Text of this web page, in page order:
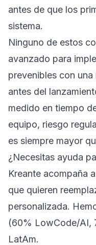
antes de que los
sistema.
Ninguno de estos
avanzado para
prevenibles con
antes del
medido en tiempo
equipo, riesgo
es siempre mayor
¿Necesitas ayuda
Kreante acompaña
que quieren
personalizada.
(60% LowCode/AI,
LatAm.